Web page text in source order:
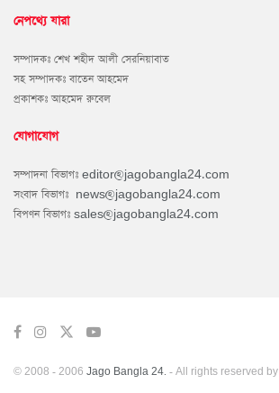
নেপথ্যে যারা
সম্পাদকঃ শেখ শহীদ আলী সেরনিয়াবাত
সহ সম্পাদকঃ বাতেন আহমেদ
প্রকাশকঃ আহমেদ রুবেল
যোগাযোগ
সম্পাদনা বিভাগঃ editor@jagobangla24.com
সংবাদ বিভাগঃ news@jagobangla24.com
বিপণন বিভাগঃ sales@jagobangla24.com
© 2008 - 2006 Jago Bangla 24. - All rights reserved by